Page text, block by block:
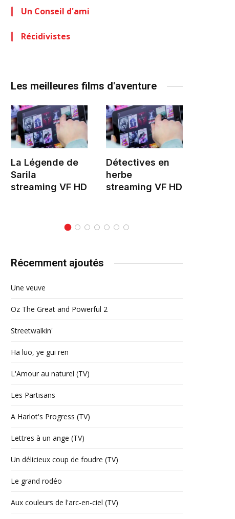
Un Conseil d'ami
Récidivistes
Les meilleures films d'aventure
La Légende de
Sarila
streaming VF HD
Détectives en
herbe
streaming VF HD
Récemment ajoutés
Une veuve
Oz The Great and Powerful 2
Streetwalkin'
Ha luo, ye gui ren
L'Amour au naturel (TV)
Les Partisans
A Harlot's Progress (TV)
Lettres à un ange (TV)
Un délicieux coup de foudre (TV)
Le grand rodéo
Aux couleurs de l'arc-en-ciel (TV)